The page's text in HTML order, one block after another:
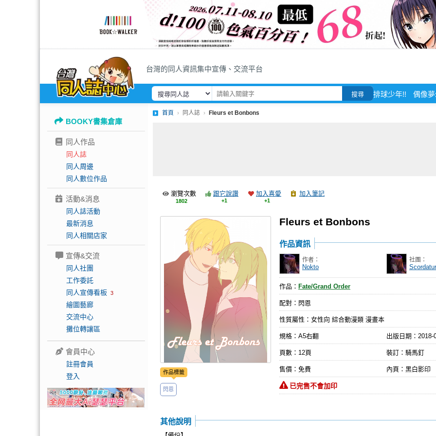
台灣的同人資訊集中宣傳、交流平台
搜尋 排球少年!! 偶像
BOOKY書集倉庫
同人作品
同人誌
同人周邊
同人數位作品
活動&消息
同人誌活動
最新消息
同人相關店家
宣傳&交流
同人社團
工作委託
同人宣傳看板 3
繪圖藝廊
交流中心
攤位轉讓區
會員中心
註冊會員
登入
首頁 同人誌 Fleurs et Bonbons
瀏覽次數
1802
跟它說讚
+1
加入喜愛
+1
加入筆記
Fleurs et Bonbons
作品標籤
閃恩
作品資訊
作者：
Nokto
社團：
作品： Fate/Grand Order
配對：閃恩
性質屬性：女性向 綜合動漫類 漫畫本
規格：A5右翻 出版日期： 2018-
頁數：12頁 裝訂：騎馬釘
售價：免費 內頁：黑白影印
已完售不會加印
其他說明